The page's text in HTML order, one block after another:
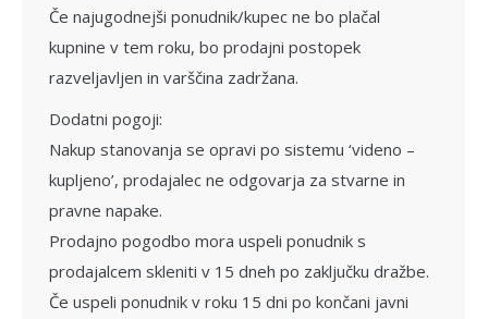
Če najugodnejši ponudnik/kupec ne bo plačal
kupnine v tem roku, bo prodajni po­stopek
razveljavljen in varščina zadržana.
Dodatni pogoji:
Nakup stanovanja se opravi po siste­mu ‘videno –
kupljeno’, prodajalec ne odgo­varja za stvarne in
pravne napake.
Prodajno pogodbo mora uspeli po­nudnik s
prodajalcem skleniti v 15 dneh po zaključku dražbe.
Če uspeli ponudnik v roku 15 dni po končani javni